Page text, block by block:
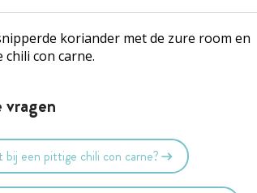
koriander met de zure room en
con carne.
een pittige chili con carne?